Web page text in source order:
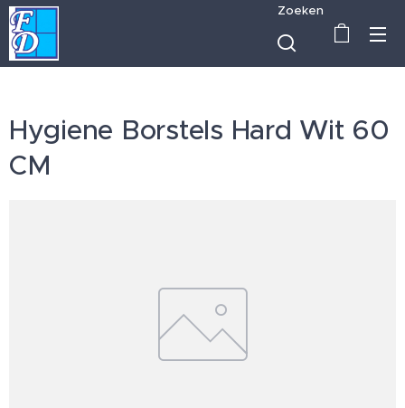
Zoeken
Hygiene Borstels Hard Wit 60
CM